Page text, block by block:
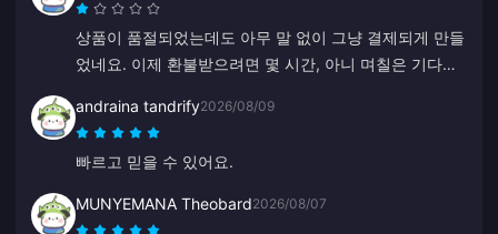
상품이 품절되었는데도 아무 말 없이 그냥 결제되게 만들
었네요. 이제 환불받으려면 몇 시간, 아니 며칠은 기다려
andraina tandrify2026/08/09
빠르고 믿을 수 있어요.
MUNYEMANA Theobard2026/08/07